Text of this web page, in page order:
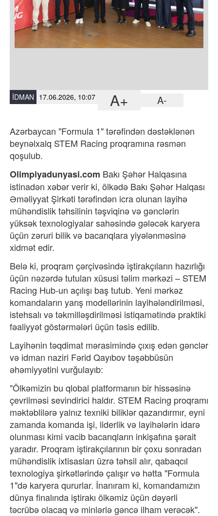
İDMAN 17.06.2026, 10:07 A+ A-
Azərbaycan "Formula 1" tərəfindən dəstəklənən
beynəlxalq STEM Racing proqramına rəsmən
qoşulub.
Olimpiyadunyasi.com Bakı Şəhər Halqasına
istinadən xəbər verir ki, ölkədə Bakı Şəhər Halqası
Əməliyyat Şirkəti tərəfindən icra olunan layihə
mühəndislik təhsilinin təşviqinə və gənclərin
yüksək texnologiyalar sahəsində gələcək karyera
üçün zəruri bilik və bacarıqlara yiyələnməsinə
xidmət edir.
Belə ki, proqram çərçivəsində iştirakçıların hazırlığı
üçün nəzərdə tutulan xüsusi təlim mərkəzi – STEM
Racing Hub-un açılışı baş tutub. Yeni mərkəz
komandaların yarış modellərinin layihələndirilməsi,
istehsalı və təkmilləşdirilməsi istiqamətində praktiki
fəaliyyət göstərmələri üçün təsis edilib.
Layihənin təqdimat mərasimində çıxış edən gənclər
və idman naziri Fərid Qayıbov təşəbbüsün
əhəmiyyətini vurğulayıb:
"Ölkəmizin bu qlobal platformanın bir hissəsinə
çevrilməsi sevindirici haldır. STEM Racing proqramı
məktəblilərə yalnız texniki biliklər qazandırmır, eyni
zamanda komanda işi, liderlik və layihələrin idarə
olunması kimi vacib bacarıqların inkişafına şərait
yaradır. Proqram iştirakçılarının bir çoxu sonradan
mühəndislik ixtisasları üzrə təhsil alır, qabaqcıl
texnologiya şirkətlərində çalışır və hətta "Formula
1"də karyera qururlar. İnanıram ki, komandamızın
dünya finalında iştirakı ölkəmiz üçün dəyərli
təcrübə olacaq və minlərlə gəncə ilham verəcək".